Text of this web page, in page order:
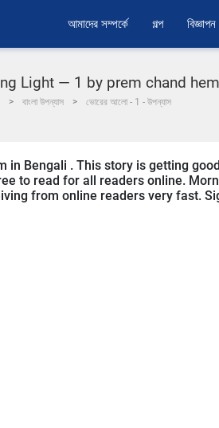
আমাদের সম্পর্কে গল্প বিজ্ঞাপন
Light — 1 by prem chand
বাংলা উপন্যাস ভোরের আলো - 1 - উপন্যাস
in Bengali . This story is getting good
to read for all readers online.
from online readers very fast.